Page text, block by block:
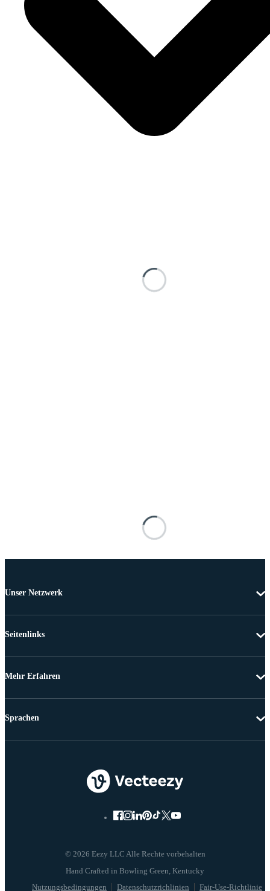
Unser Netzwerk
Seitenlinks
Mehr Erfahren
© 2026 Eezy LLC Alle Rechte vorbehalten
Nutzungsbedingungen Datenschutzrichlinien Fair-Use-Richtlinie
Sprachen